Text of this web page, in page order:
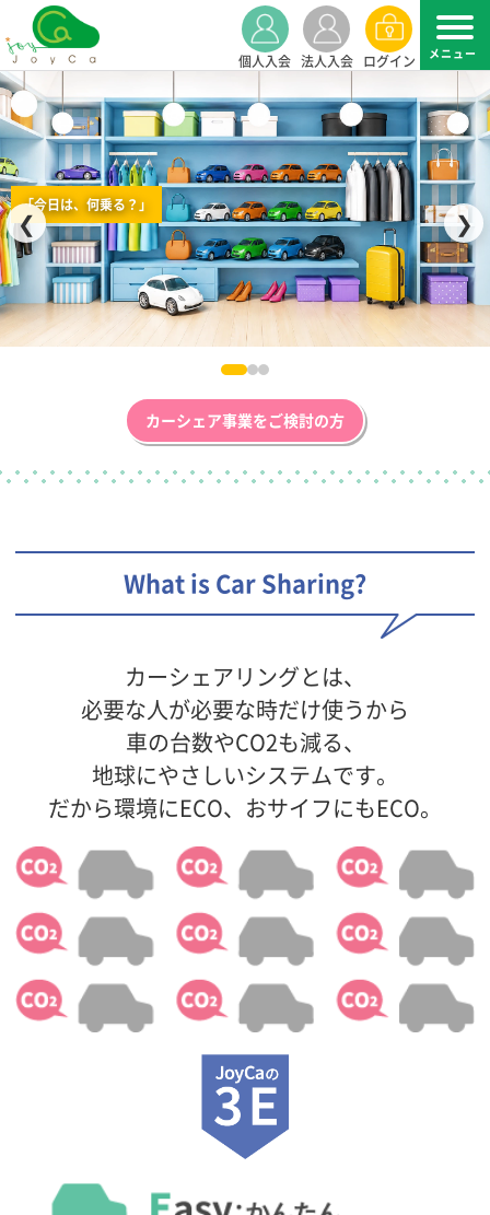
個人入会 法人入会 ログイン
「今日は、何乗る？」
❮ ❯
カーシェア事業をご検討の方
What is Car Sharing?
カーシェアリングとは、
必要な人が必要な時だけ使うから
車の台数やCO2も減る、
地球にやさしいシステムです。
だから環境にECO、おサイフにもECO。